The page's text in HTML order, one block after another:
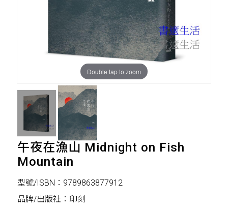
Double tap to zoom
午夜在漁山 Midnight on Fish
Mountain
型號/ISBN：9789863877912
品牌/出版社：印刻